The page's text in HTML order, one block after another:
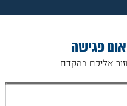
פגישה
אליכם בהקדם